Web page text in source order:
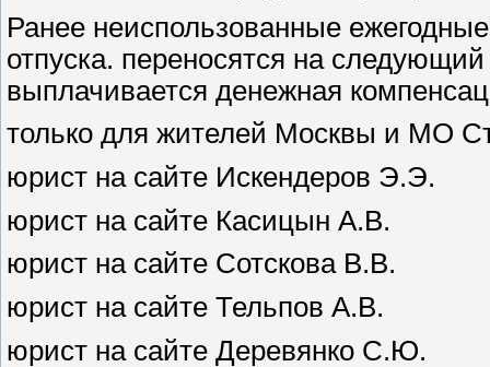
Ранее неиспользованные
отпуска. переносятся на
выплачивается денежная
только для жителей Москвы и МО
юрист на сайте Искендеров Э.Э.
юрист на сайте Касицын А.В.
юрист на сайте Сотскова В.В.
юрист на сайте Тельпов А.В.
юрист на сайте Деревянко С.Ю.